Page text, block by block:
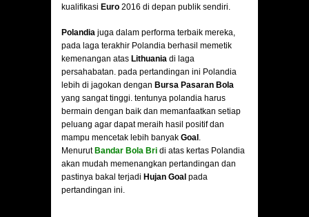
kualifikasi Euro 2016 di depan publik sendiri.
Polandia juga dalam performa terbaik mereka,
pada laga terakhir Polandia berhasil memetik
kemenangan atas Lithuania di laga
persahabatan. pada pertandingan ini Polandia
lebih di jagokan dengan Bursa Pasaran Bola
yang sangat tinggi. tentunya polandia harus
bermain dengan baik dan memanfaatkan setiap
peluang agar dapat meraih hasil positif dan
mampu mencetak lebih banyak Goal .
Menurut Bandar Bola Bri di atas kertas Polandia
akan mudah memenangkan pertandingan dan
pastinya bakal terjadi Hujan Goal pada
pertandingan ini.